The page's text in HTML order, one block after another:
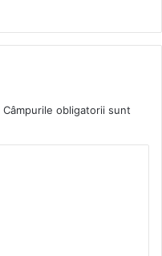
Câmpurile obligatorii sunt